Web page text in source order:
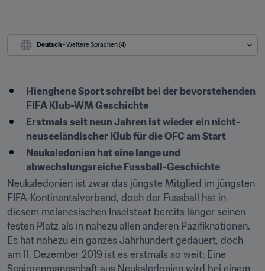
Deutsch - Weitere Sprachen (4)
Hienghene Sport schreibt bei der bevorstehenden
FIFA Klub-WM Geschichte
Erstmals seit neun Jahren ist wieder ein nicht-
neuseeländischer Klub für die OFC am Start
Neukaledonien hat eine lange und
abwechslungsreiche Fussball-Geschichte
Neukaledonien ist zwar das jüngste Mitglied im jüngsten
FIFA-Kontinentalverband, doch der Fussball hat in
diesem melanesischen Inselstaat bereits länger seinen
festen Platz als in nahezu allen anderen Pazifiknationen.
Es hat nahezu ein ganzes Jahrhundert gedauert, doch
am 11. Dezember 2019 ist es erstmals so weit: Eine
Seniorenmannschaft aus Neukaledonien wird bei einem